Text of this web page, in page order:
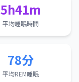
5h41m
平均睡眠時間
78分
平均REM睡眠